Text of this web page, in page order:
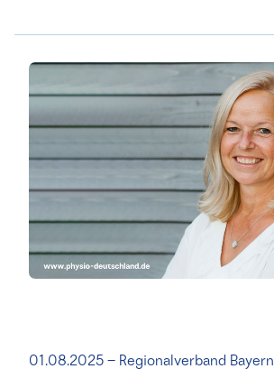
01.08.2025 – Regionalverband Bayern